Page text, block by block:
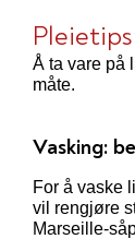
Å ta vare på
måte.
Vasking:
For å vaske
vil rengjøre
Marseille-